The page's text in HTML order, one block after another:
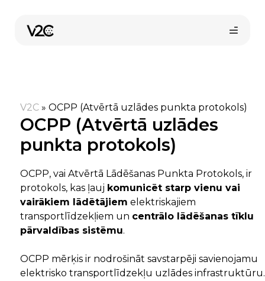
content
V2C » OCPP (Atvērtā uzlādes punkta protokols)
OCPP (Atvērtā uzlādes
punkta protokols)
OCPP, vai Atvērtā Lādēšanas Punkta Protokols, ir
protokols, kas ļauj komunicēt starp vienu vai
vairākiem lādētājiem elektriskajiem
transportlīdzekļiem un centrālo lādēšanas tīklu
pārvaldības sistēmu.
OCPP mērķis ir nodrošināt savstarpēji savienojamu
elektrisko transportlīdzekļu uzlādes infrastruktūru.